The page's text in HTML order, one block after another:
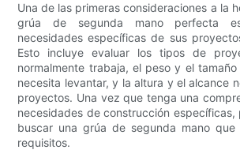
Una de las primeras consideraciones a la
grúa de segunda mano perfecta
necesidades específicas de sus
Esto incluye evaluar los tipos de
normalmente trabaja, el peso y el
necesita levantar, y la altura y el alcance
proyectos. Una vez que tenga una
necesidades de construcción específicas,
buscar una grúa de segunda mano
requisitos.